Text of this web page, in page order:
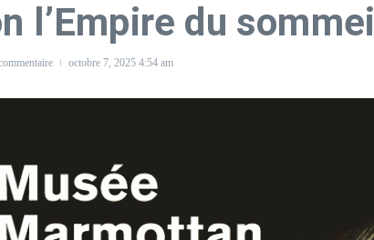
l’Empire du sommeil
octobre 7, 2025 4:54 am